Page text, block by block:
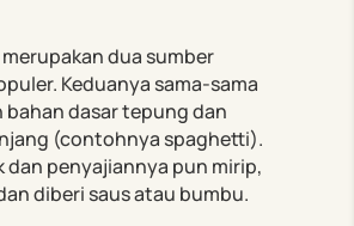
dua sumber
Keduanya sama-sama
bahan dasar tepung dan
(contohnya spaghetti).
dan penyajiannya pun mirip,
diberi saus atau bumbu.